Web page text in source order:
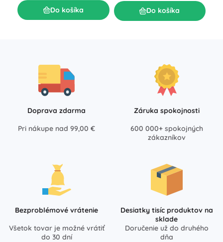
Do košíka Do košíka
Doprava zdarma
Pri nákupe nad 99,00 €
Záruka spokojnosti
600 000+ spokojných
zákazníkov
Bezproblémové vrátenie
Všetok tovar je možné vrátiť
do 30 dní
Desiatky tisíc produktov na
sklade
Doručenie už do druhého
dňa